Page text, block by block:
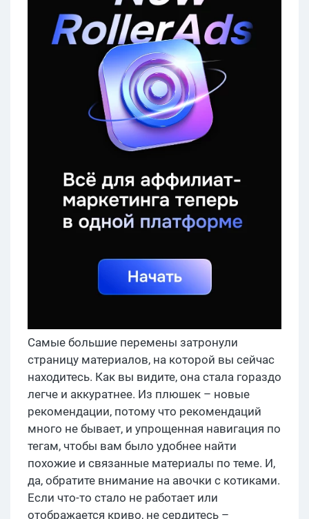
Самые большие перемены затронули
страницу материалов, на которой вы сейчас
находитесь. Как вы видите, она стала гораздо
легче и аккуратнее. Из плюшек – новые
рекомендации, потому что рекомендаций
много не бывает, и упрощенная навигация по
тегам, чтобы вам было удобнее найти
похожие и связанные материалы по теме. И,
да, обратите внимание на авочки с котиками.
Если что-то стало не работает или
отображается криво, не сердитесь –